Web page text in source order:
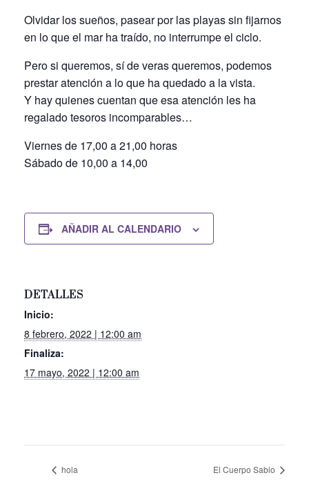
Olvidar los sueños, pasear por las playas sin fijarnos
en lo que el mar ha traído, no interrumpe el ciclo.
Pero si queremos, sí de veras queremos, podemos
prestar atención a lo que ha quedado a la vista.
Y hay quienes cuentan que esa atención les ha
regalado tesoros incomparables…
Viernes de 17,00 a 21,00 horas
Sábado de 10,00 a 14,00
AÑADIR AL CALENDARIO
DETALLES
Inicio:
8 febrero, 2022 | 12:00 am
Finaliza:
17 mayo, 2022 | 12:00 am
hola El Cuerpo Sabio